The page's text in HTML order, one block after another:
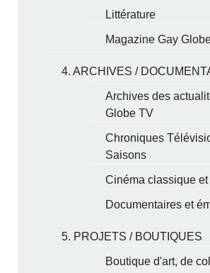
Littérature
Magazine Gay
4. ARCHIVES /
Archives des
Globe TV
Chroniques
Saisons
Cinéma classique
Documentaires et
5. PROJETS / BOUTIQUES
Boutique d'art, de